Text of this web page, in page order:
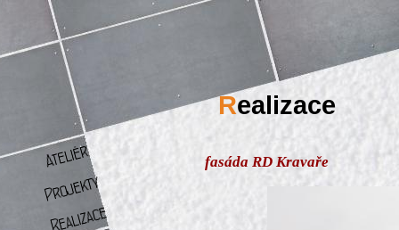
Realizace
fasáda RD Kravaře